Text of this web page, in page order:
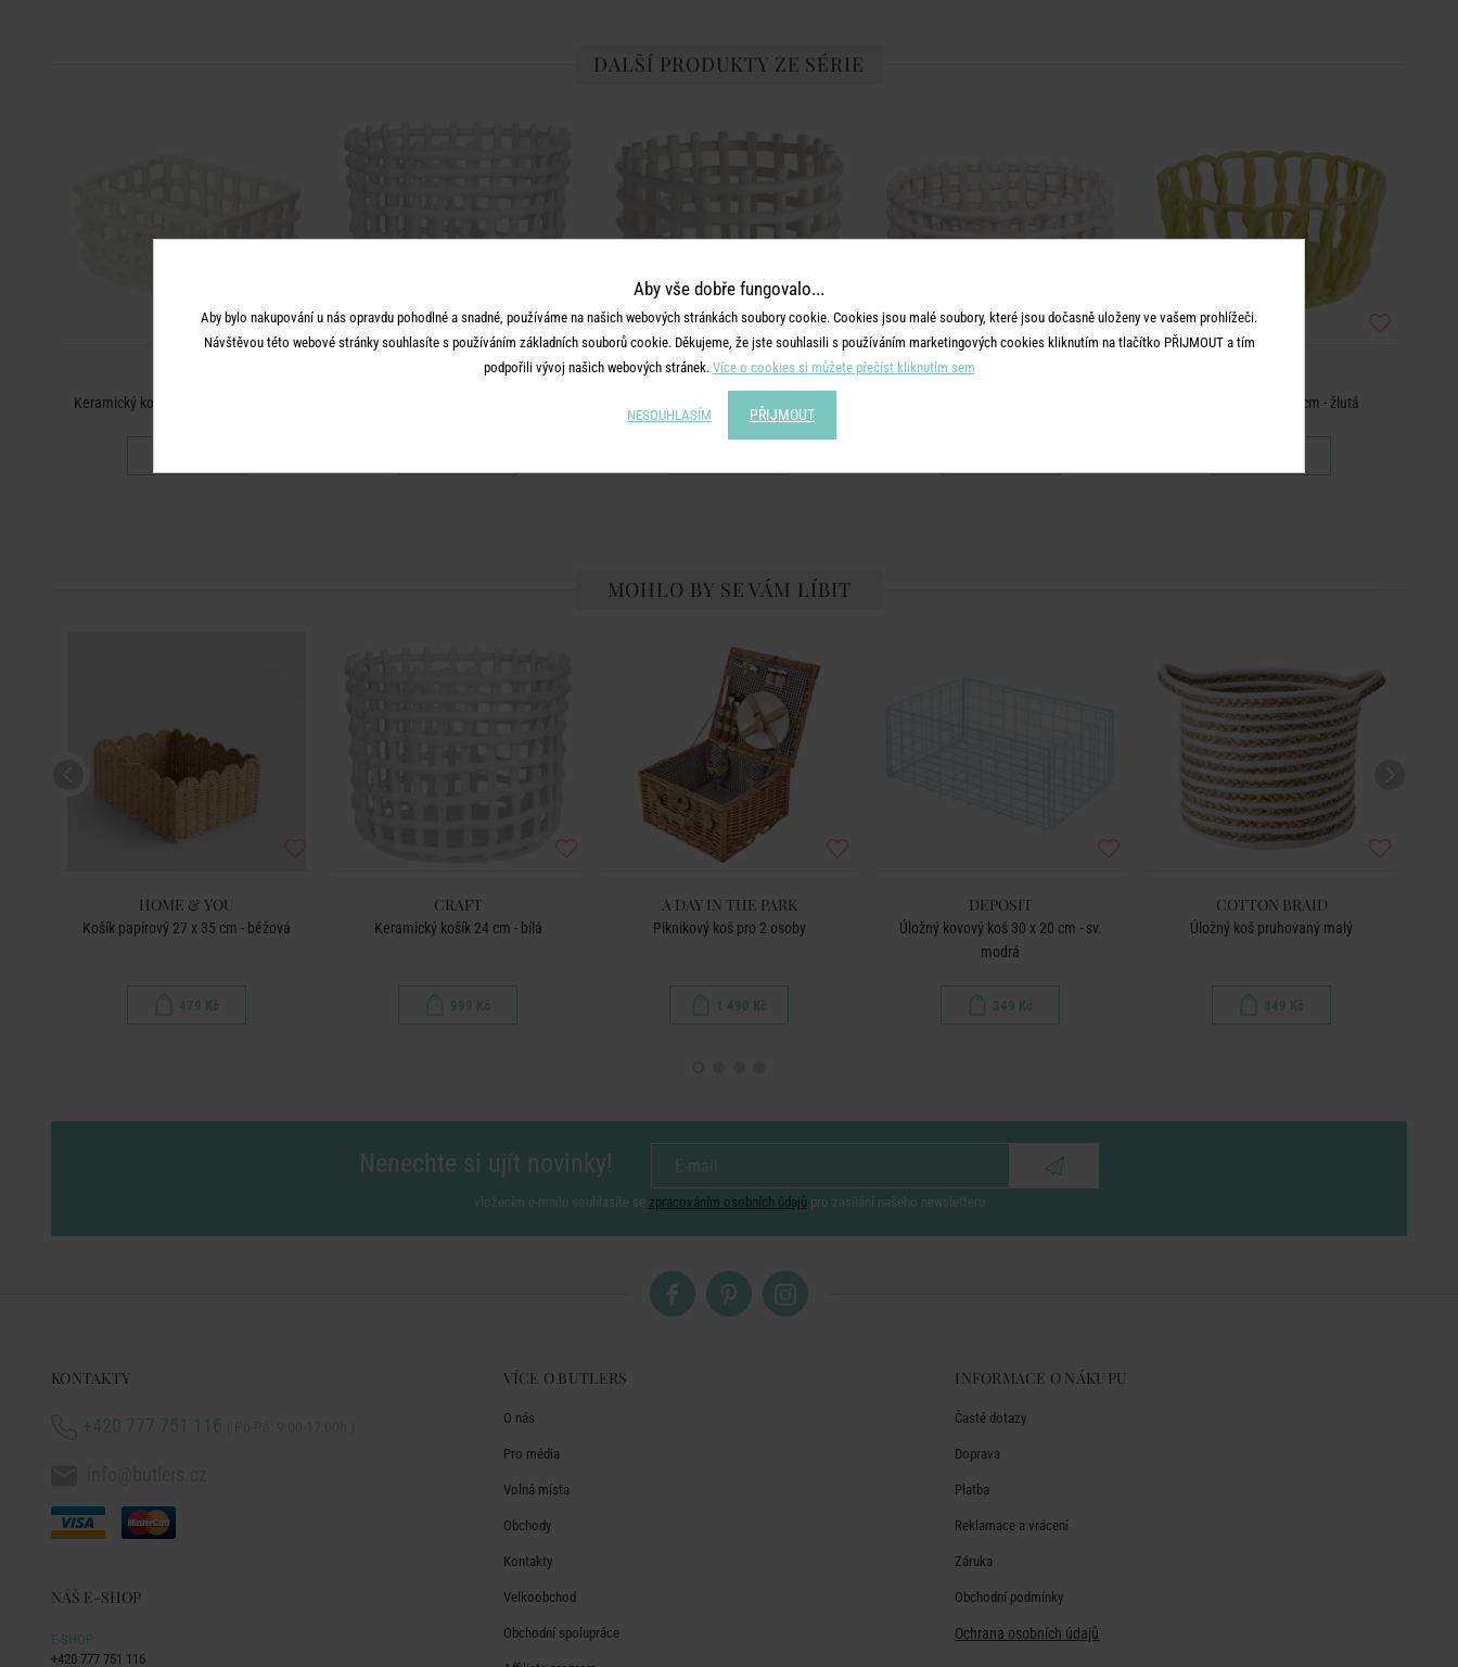
DALŠÍ PRODUKTY ZE SÉRIE
Keramický košík 20 x 16 cm - krémová
CRAFT
Keramický košík 16 cm - krémová Keramický košík 25 cm - žlutá
MOHLO BY SE VÁM LÍBIT
HOME & YOU
Košík papírový 27 x 35 cm - béžová
479 Kč
CRAFT
Keramický košík 24 cm - bílá
999 Kč
A DAY IN THE PARK
Piknikový koš pro 2 osoby
1 490 Kč
DEPOSIT
Úložný kovový koš 30 x 20 cm - sv.
modrá
349 Kč
COTTON BRAID
Úložný koš pruhovaný malý
349 Kč
Nenechte si ujít novinky!
vložením e-mailu souhlasíte se zpracováním osobních údajů pro zasílání našeho newsletteru
KONTAKTY
+420 777 751 116
info@butlers.cz
NÁŠ E-SHOP
E-SHOP
+420 777 751 116
VÍCE O BUTLERS
O nás
Pro média
Volná místa
Obchody
Kontakty
Velkoobchod
Obchodní spolupráce
INFORMACE O NÁKUPU
Časté dotazy
Doprava
Platba
Reklamace a vrácení
Záruka
Obchodní podmínky
Ochrana osobních údajů
Aby vše dobře fungovalo...
Aby bylo nakupování u nás opravdu pohodlné a snadné, používáme na našich webových stránkách soubory cookie. Cookies jsou malé soubory, které jsou dočasně uloženy ve vašem prohlížeči.
Návštěvou této webové stránky souhlasíte s používáním základních souborů cookie. Děkujeme, že jste souhlasili s používáním marketingových cookies kliknutím na tlačítko PŘIJMOUT a tím
podpořili vývoj našich webových stránek. Více o cookies si můžete přečíst kliknutím sem
NESOUHLASÍM PŘIJMOUT